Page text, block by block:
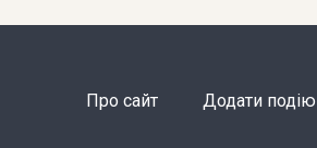
Про сайт Додати подію